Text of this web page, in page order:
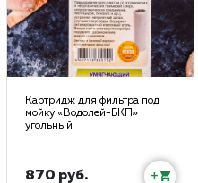
Картридж для фильтра под
мойку «Водолей-БКП»
угольный
870 руб. +